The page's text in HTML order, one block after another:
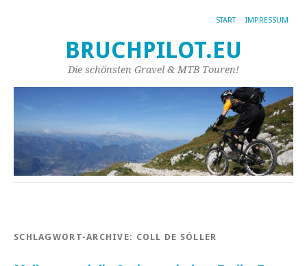
START IMPRESSUM
BRUCHPILOT.EU
Die schönsten Gravel & MTB Touren!
SCHLAGWORT-ARCHIVE: COLL DE SÓLLER